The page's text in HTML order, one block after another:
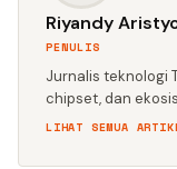
Riyandy
PENULIS
Jurnalis teknologi
chipset, dan
LIHAT SEMUA